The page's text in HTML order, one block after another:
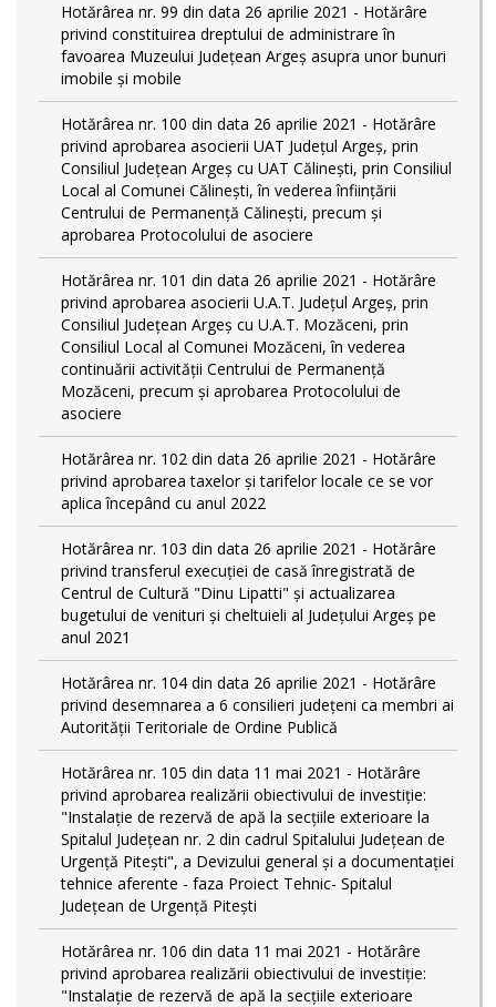
Hotărârea nr. 99 din data 26 aprilie 2021 - Hotărâre
privind constituirea dreptului de administrare în
favoarea Muzeului Județean Argeș asupra unor bunuri
imobile și mobile
Hotărârea nr. 100 din data 26 aprilie 2021 - Hotărâre
privind aprobarea asocierii UAT Județul Argeș, prin
Consiliul Județean Argeș cu UAT Călinești, prin Consiliul
Local al Comunei Călinești, în vederea înființării
Centrului de Permanență Călinești, precum și
aprobarea Protocolului de asociere
Hotărârea nr. 101 din data 26 aprilie 2021 - Hotărâre
privind aprobarea asocierii U.A.T. Județul Argeș, prin
Consiliul Județean Argeș cu U.A.T. Mozăceni, prin
Consiliul Local al Comunei Mozăceni, în vederea
continuării activității Centrului de Permanență
Mozăceni, precum și aprobarea Protocolului de
asociere
Hotărârea nr. 102 din data 26 aprilie 2021 - Hotărâre
privind aprobarea taxelor și tarifelor locale ce se vor
aplica începând cu anul 2022
Hotărârea nr. 103 din data 26 aprilie 2021 - Hotărâre
privind transferul execuției de casă înregistrată de
Centrul de Cultură "Dinu Lipatti" și actualizarea
bugetului de venituri și cheltuieli al Județului Argeș pe
anul 2021
Hotărârea nr. 104 din data 26 aprilie 2021 - Hotărâre
privind desemnarea a 6 consilieri județeni ca membri ai
Autorității Teritoriale de Ordine Publică
Hotărârea nr. 105 din data 11 mai 2021 - Hotărâre
privind aprobarea realizării obiectivului de investiție:
"Instalație de rezervă de apă la secțiile exterioare la
Spitalul Județean nr. 2 din cadrul Spitalului Județean de
Urgență Pitești", a Devizului general și a documentației
tehnice aferente - faza Proiect Tehnic- Spitalul
Județean de Urgență Pitești
Hotărârea nr. 106 din data 11 mai 2021 - Hotărâre
privind aprobarea realizării obiectivului de investiție:
"Instalație de rezervă de apă la secțiile exterioare